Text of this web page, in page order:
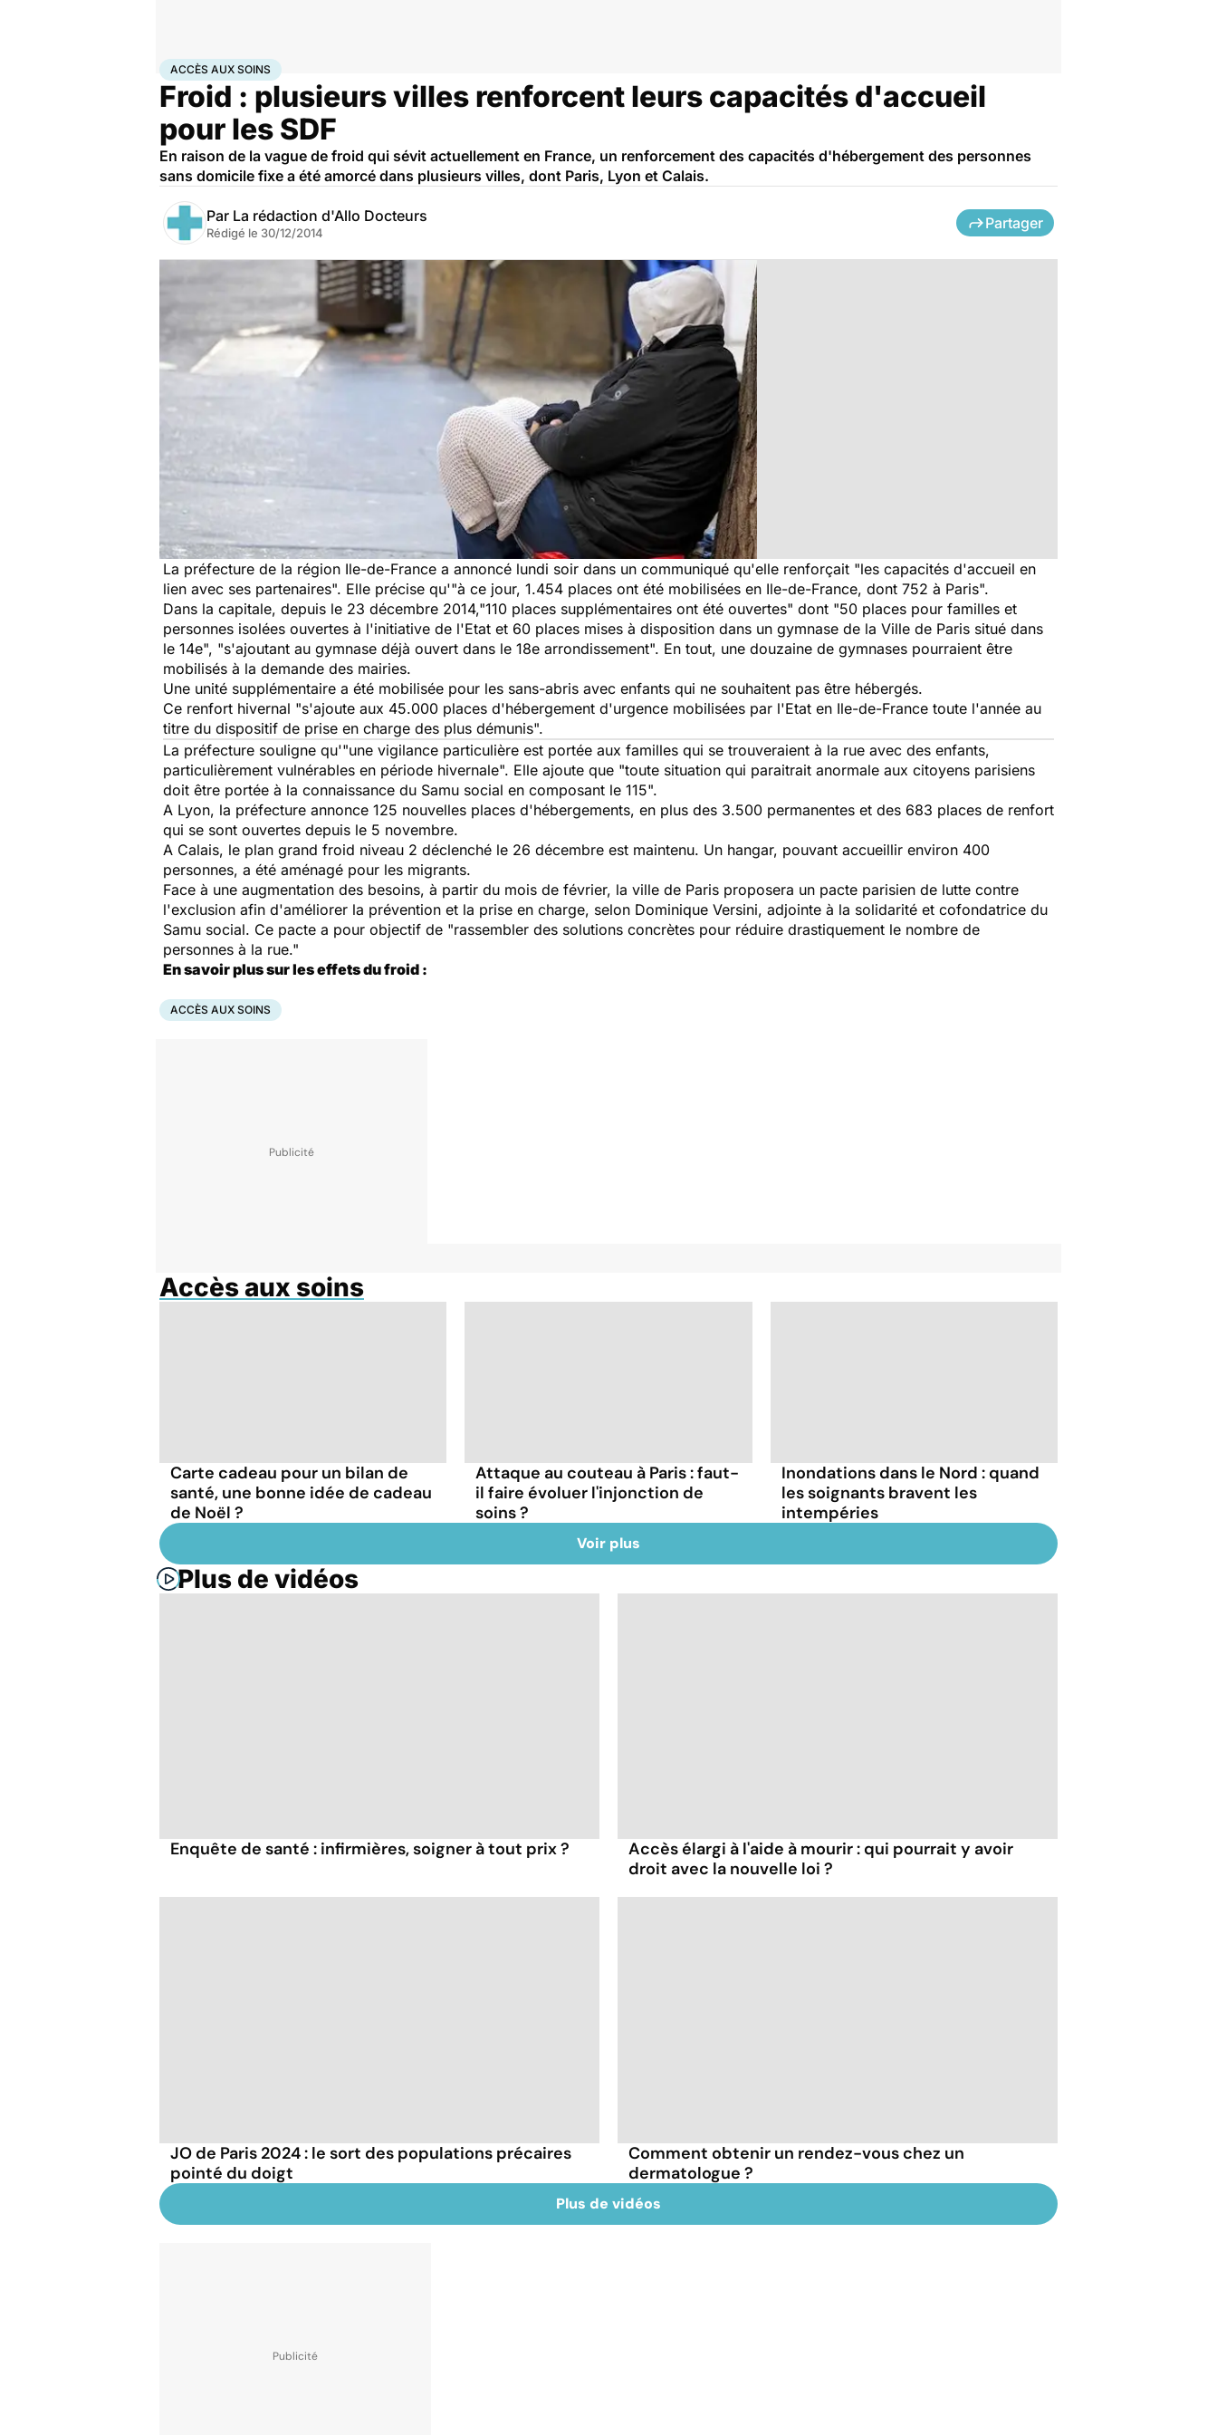
AccueilSantéAccès aux soins
ACCÈS AUX SOINS
Froid : plusieurs villes renforcent leurs capacités d'accueil
pour les SDF
En raison de la vague de froid qui sévit actuellement en France, un renforcement des capacités d'hébergement des personnes
sans domicile fixe a été amorcé dans plusieurs villes, dont Paris, Lyon et Calais.
Par La rédaction d'Allo Docteurs
Rédigé le 30/12/2014
Partager
La préfecture de la région Ile-de-France a annoncé lundi soir dans un communiqué qu'elle renforçait "les capacités d'accueil en
lien avec ses partenaires". Elle précise qu'"à ce jour, 1.454 places ont été mobilisées en Ile-de-France, dont 752 à Paris".
Dans la capitale, depuis le 23 décembre 2014,"110 places supplémentaires ont été ouvertes" dont "50 places pour familles et
personnes isolées ouvertes à l'initiative de l'Etat et 60 places mises à disposition dans un gymnase de la Ville de Paris situé dans
le 14e", "s'ajoutant au gymnase déjà ouvert dans le 18e arrondissement". En tout, une douzaine de gymnases pourraient être
mobilisés à la demande des mairies.
Une unité supplémentaire a été mobilisée pour les sans-abris avec enfants qui ne souhaitent pas être hébergés.
Ce renfort hivernal "s'ajoute aux 45.000 places d'hébergement d'urgence mobilisées par l'Etat en Ile-de-France toute l'année au
titre du dispositif de prise en charge des plus démunis".
La préfecture souligne qu'"une vigilance particulière est portée aux familles qui se trouveraient à la rue avec des enfants,
particulièrement vulnérables en période hivernale". Elle ajoute que "toute situation qui paraitrait anormale aux citoyens parisiens
doit être portée à la connaissance du Samu social en composant le 115".
A Lyon, la préfecture annonce 125 nouvelles places d'hébergements, en plus des 3.500 permanentes et des 683 places de renfort
qui se sont ouvertes depuis le 5 novembre.
A Calais, le plan grand froid niveau 2 déclenché le 26 décembre est maintenu. Un hangar, pouvant accueillir environ 400
personnes, a été aménagé pour les migrants.
Face à une augmentation des besoins, à partir du mois de février, la ville de Paris proposera un pacte parisien de lutte contre
l'exclusion afin d'améliorer la prévention et la prise en charge, selon Dominique Versini, adjointe à la solidarité et cofondatrice du
Samu social. Ce pacte a pour objectif de "rassembler des solutions concrètes pour réduire drastiquement le nombre de
personnes à la rue."
En savoir plus sur les effets du froid :
ACCÈS AUX SOINS
Accès aux soins
Carte cadeau pour un bilan de
santé, une bonne idée de cadeau
de Noël ?
Attaque au couteau à Paris : faut-
il faire évoluer l'injonction de
soins ?
Inondations dans le Nord : quand
les soignants bravent les
intempéries
Voir plus
Plus de vidéos
Enquête de santé : infirmières, soigner à tout prix ?
Accès élargi à l'aide à mourir : qui pourrait y avoir
droit avec la nouvelle loi ?
JO de Paris 2024 : le sort des populations précaires
pointé du doigt
Comment obtenir un rendez-vous chez un
dermatologue ?
Plus de vidéos